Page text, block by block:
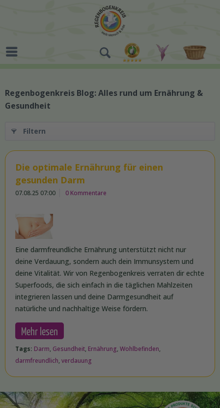
Regenbogenkreis Blog: Alles rund um Ernährung &
Gesundheit
Filtern
Die optimale Ernährung für einen
gesunden Darm
07.08.25 07:00 0 Kommentare
Eine darmfreundliche Ernährung unterstützt nicht nur
deine Verdauung, sondern auch dein Immunsystem und
deine Vitalität. Wir von Regenbogenkreis verraten dir echte
Superfoods, die sich einfach in die täglichen Mahlzeiten
integrieren lassen und deine Darmgesundheit auf
natürliche und nachhaltige Weise fördern.
Mehr lesen
Tags: Darm, Gesundheit, Ernährung, Wohlbefinden,
darmfreundlich, verdauung